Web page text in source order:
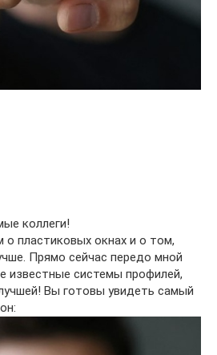
коллеги!
о пластиковых окнах и о том,
Прямо сейчас передо мной
известные системы профилей,
Вы готовы увидеть самый